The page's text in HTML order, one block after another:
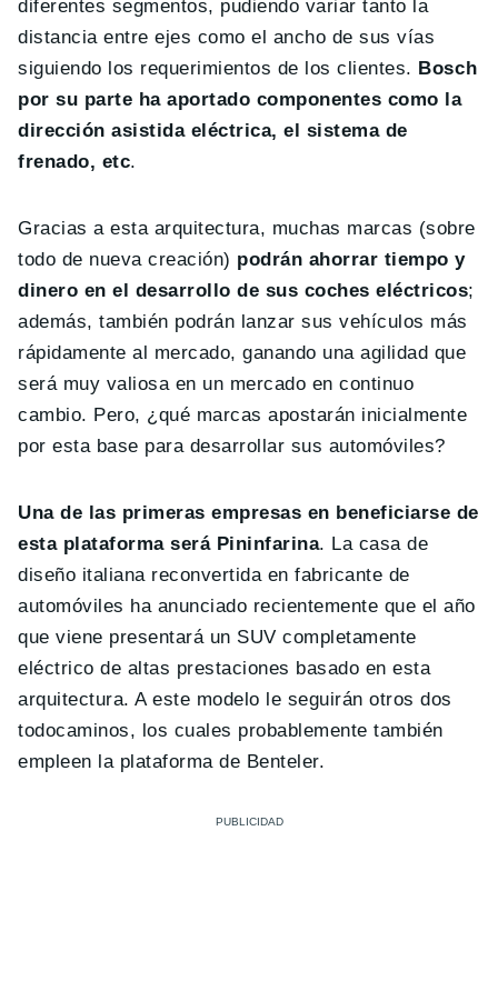
diferentes segmentos, pudiendo variar tanto la
distancia entre ejes como el ancho de sus vías
siguiendo los requerimientos de los clientes. Bosch
por su parte ha aportado componentes como la
dirección asistida eléctrica, el sistema de
frenado, etc.
Gracias a esta arquitectura, muchas marcas (sobre
todo de nueva creación) podrán ahorrar tiempo y
dinero en el desarrollo de sus coches eléctricos;
además, también podrán lanzar sus vehículos más
rápidamente al mercado, ganando una agilidad que
será muy valiosa en un mercado en continuo
cambio. Pero, ¿qué marcas apostarán inicialmente
por esta base para desarrollar sus automóviles?
Una de las primeras empresas en beneficiarse de
esta plataforma será Pininfarina. La casa de
diseño italiana reconvertida en fabricante de
automóviles ha anunciado recientemente que el año
que viene presentará un SUV completamente
eléctrico de altas prestaciones basado en esta
arquitectura. A este modelo le seguirán otros dos
todocaminos, los cuales probablemente también
empleen la plataforma de Benteler.